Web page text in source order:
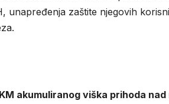
unapređenja zaštite njegovih
akumuliranog viška prihoda